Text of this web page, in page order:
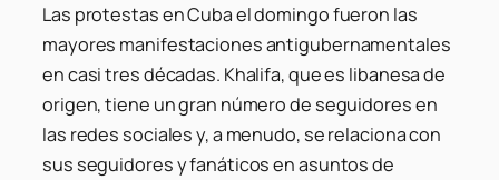
Las protestas en Cuba el domingo fueron las
mayores manifestaciones antigubernamentales
en casi tres décadas. Khalifa, que es libanesa de
origen, tiene un gran número de seguidores en
las redes sociales y, a menudo, se relaciona con
sus seguidores y fanáticos en asuntos de